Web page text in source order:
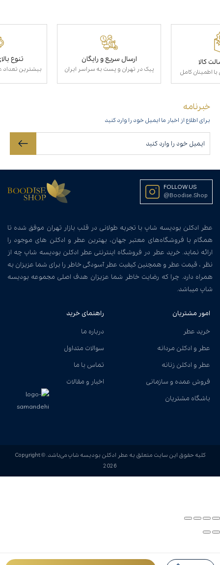
کالا
اطمینان کامل
ارسال سریع و رایگان
پیک در تهران و پست به سراسر ایران
تنوع
بیشترین تعداد
خبرنامه
برای اطلاع از اخبار ما ایمیل خود را وارد کنید
FOLLOW US
@Boodise.Shop
عطر ادکلن بودیسه شاپ با تجربه طولانی در قلب بازار تهران موفق شده تا
همگام با فروشگاه‌های معتبر جهان، بهترین عطر و ادکلن های موجود را
ارائه نماید. خرید عطر در فروشگاه اینترنتی عطر ادکلن بودیسه شاپ چه از
نظر ، قیمت عطر و همچنین کیفیت عطر آسودگی خاطر را برای شما عزیزان به
همراه دارد. چرا که رضایت خاطر شما عزیزان هدف اصلی مجموعه بودیسه
شاپ میباشد.
امور مشتریان
خرید عطر
عطر و ادکلن مردانه
عطر و ادکلن زنانه
فروش عمده و سازمانی
باشگاه مشتریان
راهنمای خرید
درباره ما
سوالات متداول
تماس با ما
اخبار و مقالات
کلیه حقوق این سایت متعلق به عطر ادکلن بودیسه شاپ می‌باشد. Copyright ©
2026